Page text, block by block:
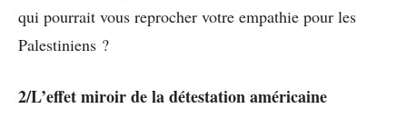
qui pourrait vous reprocher votre empathie pour les
Palestiniens ?
2/L’effet miroir de la détestation américaine